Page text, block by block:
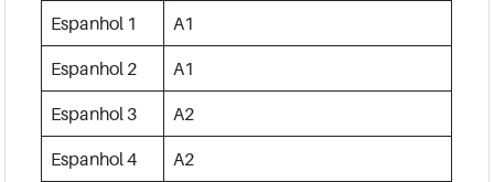
Espanhol 1 A1
Espanhol 2 A1
Espanhol 3 A2
Espanhol 4 A2